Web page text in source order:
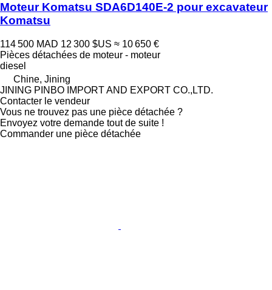
Moteur Komatsu SDA6D140E-2 pour excavateur
Komatsu
114 500 MAD 12 300 $US ≈ 10 650 €
Pièces détachées de moteur - moteur
diesel
Chine, Jining
JINING PINBO IMPORT AND EXPORT CO.,LTD.
Contacter le vendeur
Vous ne trouvez pas une pièce détachée ?
Envoyez votre demande tout de suite !
Commander une pièce détachée